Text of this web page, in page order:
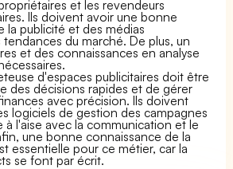
et les revendeurs
Ils doivent avoir une bonne
la publicité et des médias
du marché. De plus, un
et des connaissances en analyse
d'espaces publicitaires doit être
des décisions rapides et de gérer
avec précision. Ils doivent
logiciels de gestion des campagnes
à l'aise avec la communication et le
une bonne connaissance de la
essentielle pour ce métier, car la
se font par écrit.